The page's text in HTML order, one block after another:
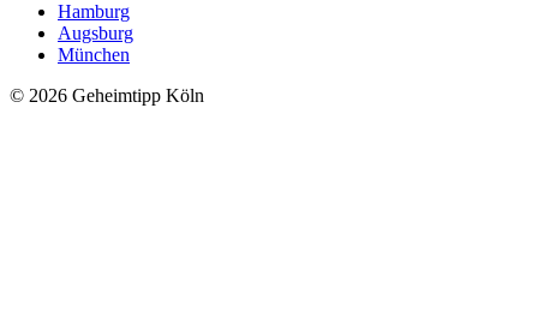
Hamburg
Augsburg
München
© 2026 Geheimtipp Köln